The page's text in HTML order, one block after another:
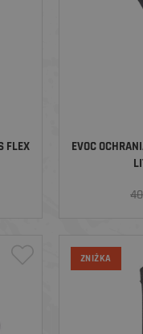
FLEX
EVOC
ZNIŻKA